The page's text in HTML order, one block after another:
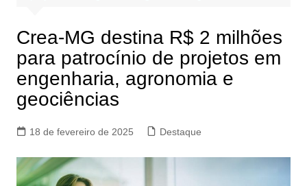
Crea-MG destina R$ 2 milhões
para patrocínio de projetos em
engenharia, agronomia e
geociências
18 de fevereiro de 2025 Destaque